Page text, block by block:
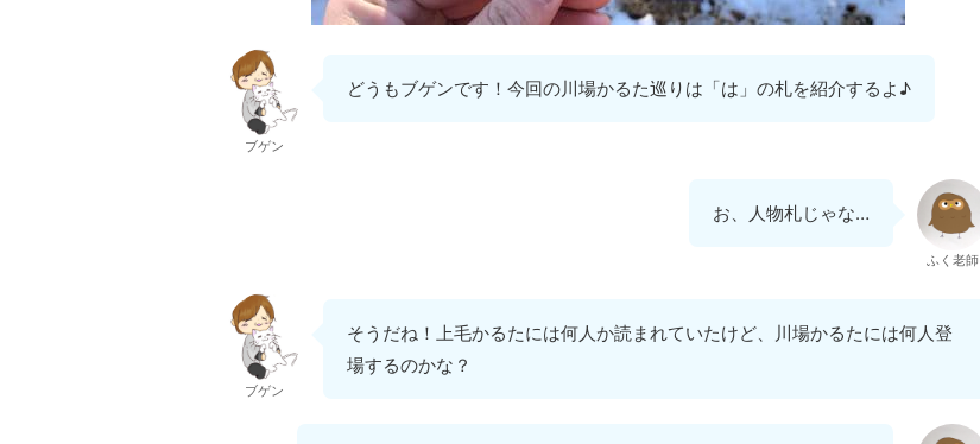
ブゲン
どうもブゲンです！今回の川場かるた巡りは「は」の札を紹介するよ♪
お、人物札じゃな…
ふく老師
ブゲン
そうだね！上毛かるたには何人か読まれていたけど、川場かるたには何人登
場するのかな？